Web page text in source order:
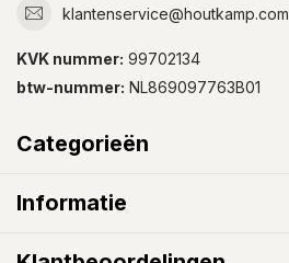
klantenservice@houtkamp.com
KVK nummer: 99702134
btw-nummer: NL869097763B01
Categorieën
Informatie